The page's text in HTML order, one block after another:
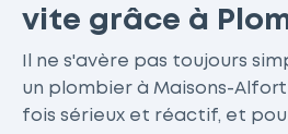
vite grâce à
Il ne s'avère pas toujours
un plombier à Maisons-Alfort
fois sérieux et réactif, et